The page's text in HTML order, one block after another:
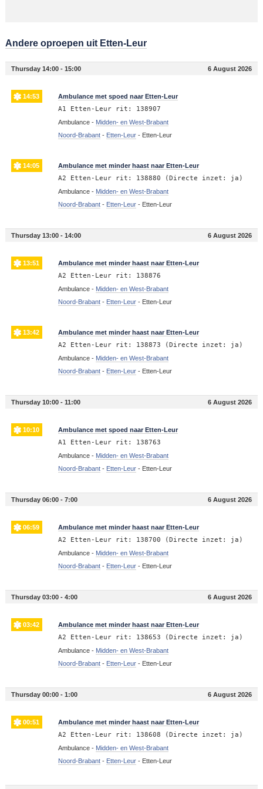
Andere oproepen uit Etten-Leur
Thursday 14:00 - 15:00 6 August 2026
14:53 Ambulance met spoed naar Etten-Leur
A1 Etten-Leur rit: 138907
Ambulance - Midden- en West-Brabant
Noord-Brabant- Etten-Leur- Etten-Leur
14:05 Ambulance met minder haast naar Etten-Leur
A2 Etten-Leur rit: 138880 (Directe inzet: ja)
Ambulance - Midden- en West-Brabant
Noord-Brabant- Etten-Leur- Etten-Leur
Thursday 13:00 - 14:00 6 August 2026
13:51 Ambulance met minder haast naar Etten-Leur
A2 Etten-Leur rit: 138876
Ambulance - Midden- en West-Brabant
Noord-Brabant- Etten-Leur- Etten-Leur
13:42 Ambulance met minder haast naar Etten-Leur
A2 Etten-Leur rit: 138873 (Directe inzet: ja)
Ambulance - Midden- en West-Brabant
Noord-Brabant- Etten-Leur- Etten-Leur
Thursday 10:00 - 11:00 6 August 2026
10:10 Ambulance met spoed naar Etten-Leur
A1 Etten-Leur rit: 138763
Ambulance - Midden- en West-Brabant
Noord-Brabant- Etten-Leur- Etten-Leur
Thursday 06:00 - 7:00 6 August 2026
06:59 Ambulance met minder haast naar Etten-Leur
A2 Etten-Leur rit: 138700 (Directe inzet: ja)
Ambulance - Midden- en West-Brabant
Noord-Brabant- Etten-Leur- Etten-Leur
Thursday 03:00 - 4:00 6 August 2026
03:42 Ambulance met minder haast naar Etten-Leur
A2 Etten-Leur rit: 138653 (Directe inzet: ja)
Ambulance - Midden- en West-Brabant
Noord-Brabant- Etten-Leur- Etten-Leur
Thursday 00:00 - 1:00 6 August 2026
00:51 Ambulance met minder haast naar Etten-Leur
A2 Etten-Leur rit: 138608 (Directe inzet: ja)
Ambulance - Midden- en West-Brabant
Noord-Brabant- Etten-Leur- Etten-Leur